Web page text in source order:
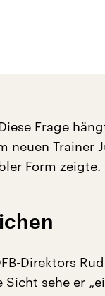
Frage
neuen Trainer
Form zeigte.
Direktors
sehe er